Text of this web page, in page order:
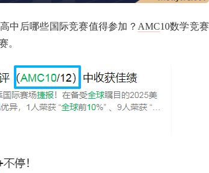
中后哪些国际竞赛值得参加？ AMC10数学竞赛
。